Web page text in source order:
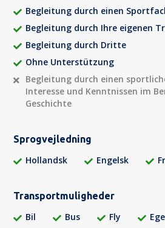
Begleitung durch einen
Begleitung durch Ihre eigenen
Begleitung durch Dritte
Ohne Unterstützung
Begleitung durch einen
Interesse und Kenntnissen im
Geschichte
Sprogvejledning
Hollandsk Engelsk
Transportmuligheder
Bil Bus Fly